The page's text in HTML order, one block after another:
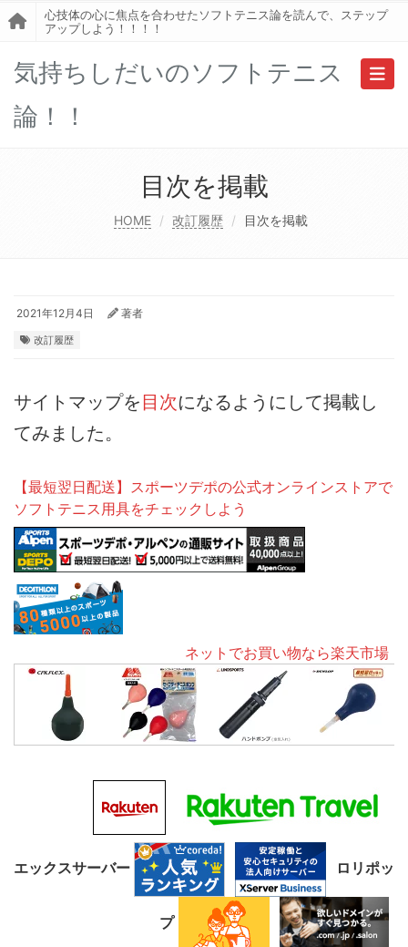
心技体の心に焦点を合わせたソフトテニス論を読んで、ステップ
アップしよう！！！！
気持ちしだいのソフトテニス
論！！
目次を掲載
HOME 改訂履歴 目次を掲載
2021年12月4日 著者
改訂履歴
サイトマップを 目次になるようにして掲載し
てみました。
【最短翌日配送】スポーツデポの公式オンラインストアで
ソフトテニス用具をチェックしよう
ネットでお買い物なら楽天市場
エックスサーバー ロリポッ
プ